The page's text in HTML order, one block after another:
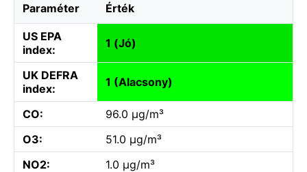
Paraméter Érték
US EPA
index:
1 (Jó)
UK DEFRA
index:
1 (Alacsony)
CO:
96.0 µg/m³
O3:
51.0 µg/m³
NO2:
1.0 µg/m³